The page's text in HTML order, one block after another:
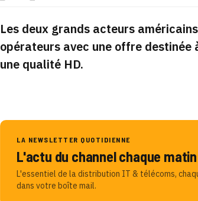
Les deux grands acteurs
opérateurs avec une offre
une qualité HD.
LA NEWSLETTER QUOTIDIENNE
L'actu du channel chaque matin
L'essentiel de la distribution IT & télécoms,
dans votre boîte mail.